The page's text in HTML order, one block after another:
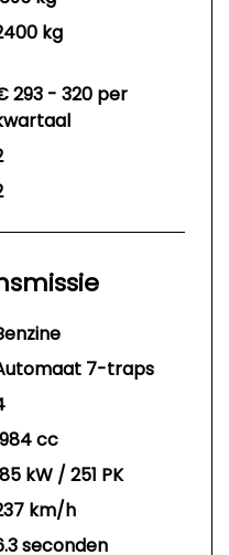
kg
293 - 320 per
7-traps
cc
kW / 251 PK
km/h
seconden